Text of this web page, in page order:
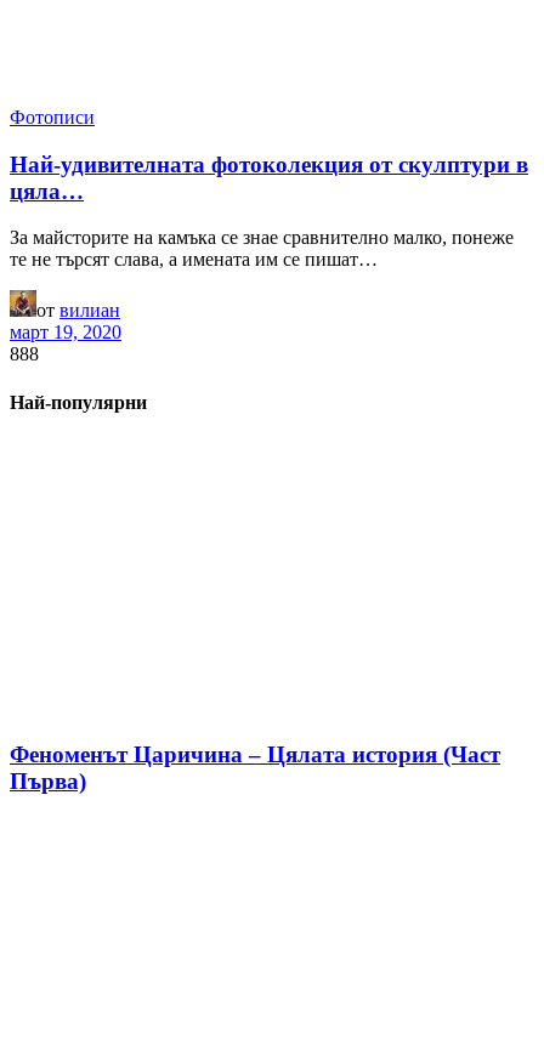
Фотописи
Най-удивителната фотоколекция от скулптури в
цяла…
За майсторите на камъка се знае сравнително малко, понеже
те не търсят слава, а имената им се пишат…
от вилиан
март 19, 2020
888
Най-популярни
Феноменът Царичина – Цялата история (Част
Първа)